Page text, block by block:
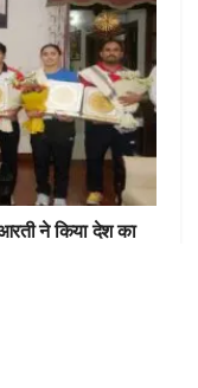
ने किया देश का